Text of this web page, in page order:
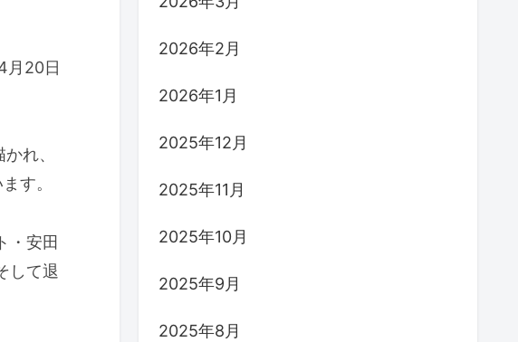
月20日
れ、
す。
・安田
して退
2026年2月
2026年1月
2025年12月
2025年11月
2025年10月
2025年9月
2025年8月